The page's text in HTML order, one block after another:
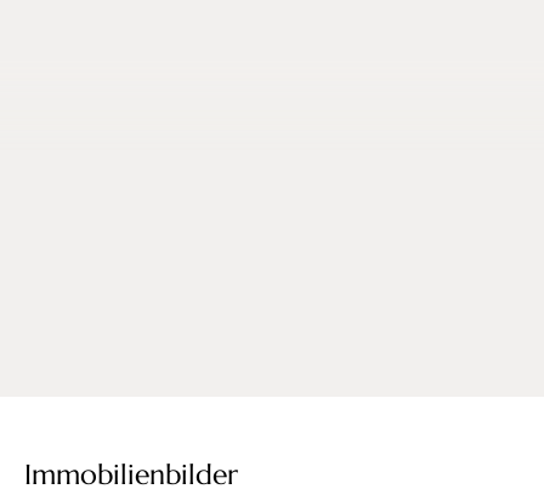
Immobilienbilder